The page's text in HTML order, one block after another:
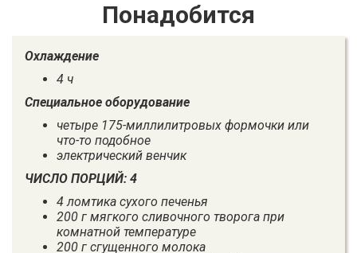
Понадобится
Охлаждение
4 ч
Специальное оборудование
четыре 175-миллилитровых формочки или
что-то подобное
электрический венчик
ЧИСЛО ПОРЦИЙ: 4
4 ломтика сухого печенья
200 г мягкого сливочного творога при
комнатной температуре
200 г сгущенного молока